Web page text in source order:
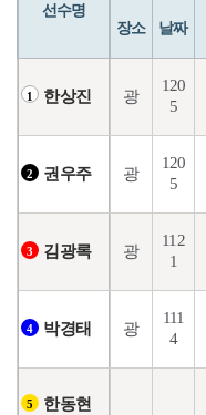
선수명
장소 날짜
1 한상진 광
120
5
2 권우주 광
120
5
3 김광록 광
112
1
4 박경태 광
111
4
5 한동현